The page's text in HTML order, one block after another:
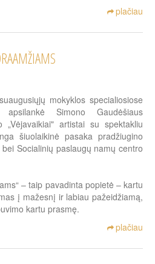
plačiau
mokyklos specialiosiose
apsilankė Simono Gaudėšiaus
„Vėjavaikiai" artistai su spektakliu
šiuolaikinė pasaka pradžiugino
Socialinių paslaugų namų centro
– taip pavadinta popietė – kartu
į mažesnį ir labiau pažeidžiamą,
kartu prasmę.
plačiau